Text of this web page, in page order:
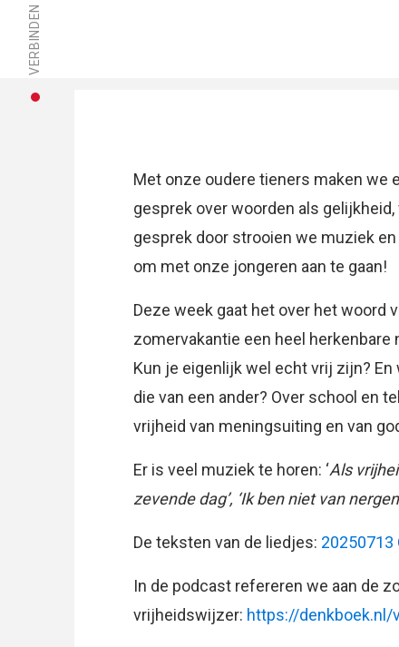
VERBINDEN
Met onze oudere tieners maken we
gesprek over woorden als
gesprek door strooien we muziek
om met onze jongeren aan te gaan!
Deze week gaat het over het woord
zomervakantie een heel
Kun je eigenlijk wel echt vrij zijn?
die van een ander? Over school en
vrijheid van meningsuiting en van
Er is veel muziek te horen: ‘Als
zevende dag’, ‘Ik ben niet van
De teksten van de liedjes: 20250713
In de podcast refereren we aan de
vrijheidswijzer: https://